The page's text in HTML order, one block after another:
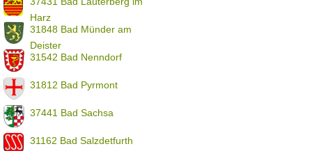
Harz
31848 Bad Münder am
Deister
31542 Bad Nenndorf
31812 Bad Pyrmont
37441 Bad Sachsa
31162 Bad Salzdetfurth